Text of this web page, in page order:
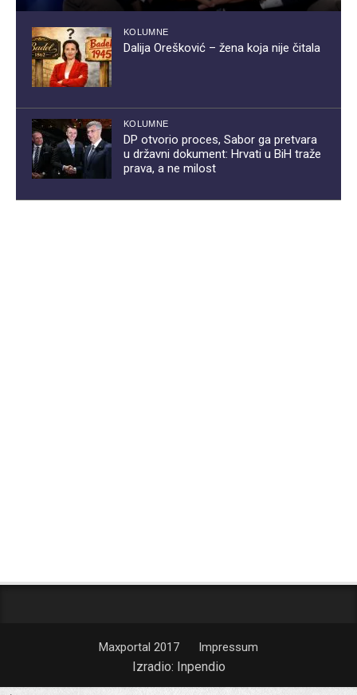
KOLUMNE
Dalija Orešković – žena koja nije čitala
KOLUMNE
DP otvorio proces, Sabor ga pretvara
u državni dokument: Hrvati u BiH traže
prava, a ne milost
Maxportal 2017 Impressum
Izradio: Inpendio